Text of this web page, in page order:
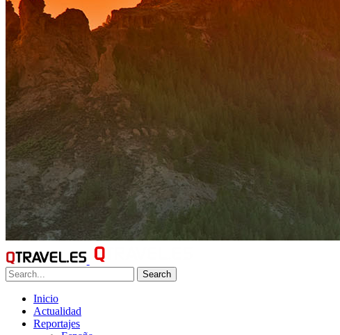
Search
Inicio
Actualidad
Reportajes